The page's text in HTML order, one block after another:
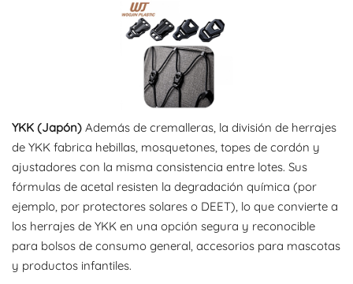
YKK (Japón) Además de cremalleras, la división de herrajes
de YKK fabrica hebillas, mosquetones, topes de cordón y
ajustadores con la misma consistencia entre lotes. Sus
fórmulas de acetal resisten la degradación química (por
ejemplo, por protectores solares o DEET), lo que convierte a
los herrajes de YKK en una opción segura y reconocible
para bolsos de consumo general, accesorios para mascotas
y productos infantiles.